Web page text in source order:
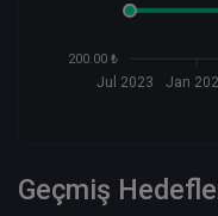
200.00 ₺
Jul 2023 Jan
Geçmiş